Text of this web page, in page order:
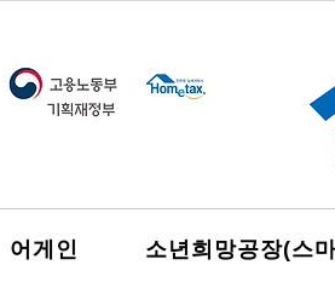
어게인 소년희망공장(스